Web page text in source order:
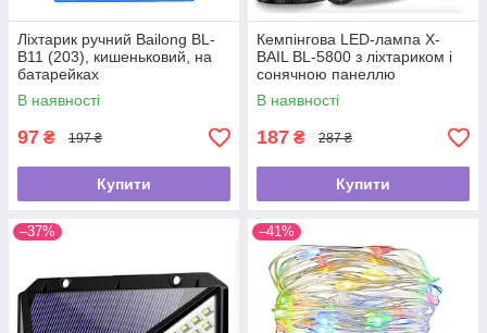
Ліхтарик ручний Bailong BL-
B11 (203), кишеньковий, на
батарейках
В наявності
97 ₴ 197 ₴
Купити
Кемпінгова LED-лампа X-
BAIL BL-5800 з ліхтариком і
сонячною панеллю
В наявності
187 ₴ 287 ₴
Купити
–37% –41%